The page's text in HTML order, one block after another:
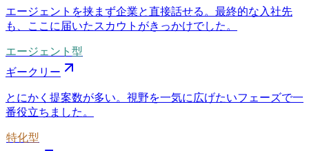
エージェントを挟まず企業と直接話せる。最終的な入社先
も、ここに届いたスカウトがきっかけでした。
エージェント型
ギークリー
とにかく提案数が多い。視野を一気に広げたいフェーズで一
番役立ちました。
特化型